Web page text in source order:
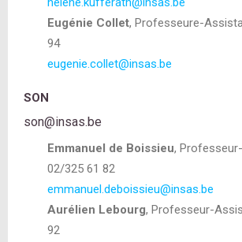
Eugénie Collet, Professeure-
94
eugenie.collet@insas.be
SON
son@insas.be
Emmanuel de Boissieu,
02/325 61 82
emmanuel.deboissieu@insas.be
Aurélien Lebourg, Professeur-
92